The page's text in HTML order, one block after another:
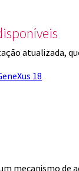
atualizada,
18
mecanismo de